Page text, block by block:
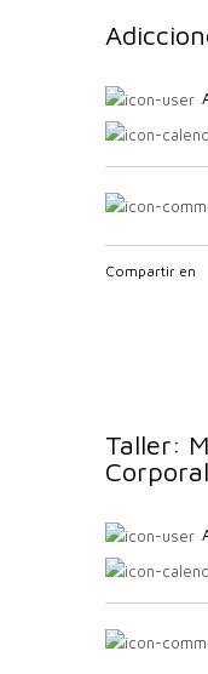
Compartir en
Taller:
Corporal